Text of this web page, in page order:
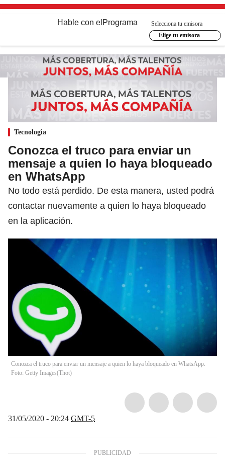
Hable con el Programa
Selecciona tu emisora
Elige tu emisora
Tecnologia
Conozca el truco para enviar un
mensaje a quien lo haya bloqueado
en WhatsApp
No todo está perdido. De esta manera, usted podrá
contactar nuevamente a quien lo haya bloqueado
en la aplicación.
Conozca el truco para enviar un mensaje a quien lo haya bloqueado en WhatsApp.
Foto: Getty Images(Thot)
31/05/2020 - 20:24 GMT-5